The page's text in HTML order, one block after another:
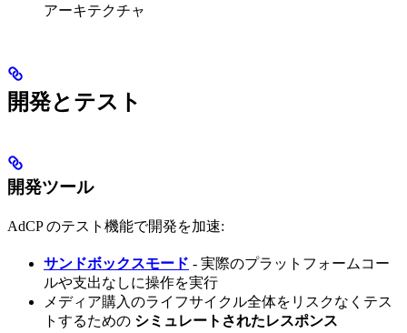
アーキテクチャ
開発とテスト
開発ツール
AdCP のテスト機能で開発を加速:
サンドボックスモード - 実際のプラットフォームコー
ルや支出なしに操作を実行
メディア購入のライフサイクル全体をリスクなくテス
トするための シミュレートされたレスポンス